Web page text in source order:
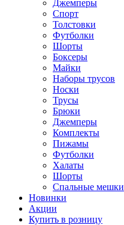
Джемперы
Спорт
Толстовки
Футболки
Шорты
Боксеры
Майки
Наборы трусов
Носки
Трусы
Брюки
Джемперы
Комплекты
Пижамы
Футболки
Халаты
Шорты
Спальные мешки
Новинки
Акции
Купить в розницу